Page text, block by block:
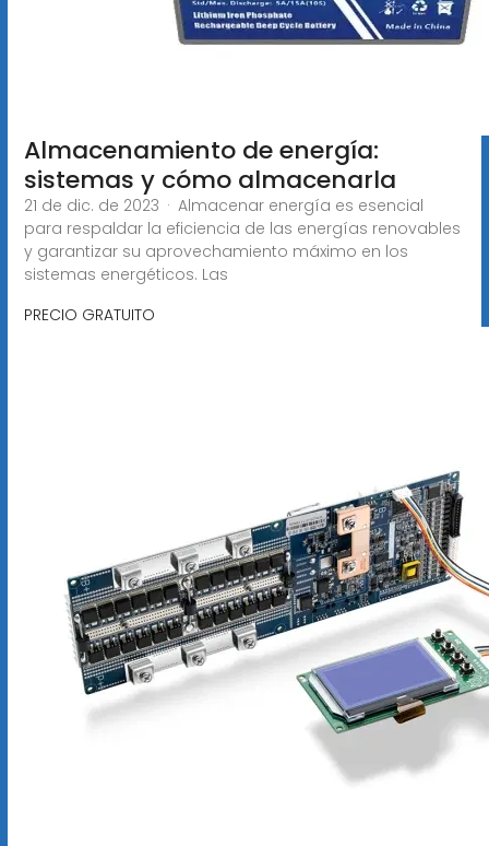
Almacenamiento de energía:
sistemas y cómo almacenarla
21 de dic. de 2023 · Almacenar energía es esencial
para respaldar la eficiencia de las energías renovables
y garantizar su aprovechamiento máximo en los
sistemas energéticos. Las
PRECIO GRATUITO